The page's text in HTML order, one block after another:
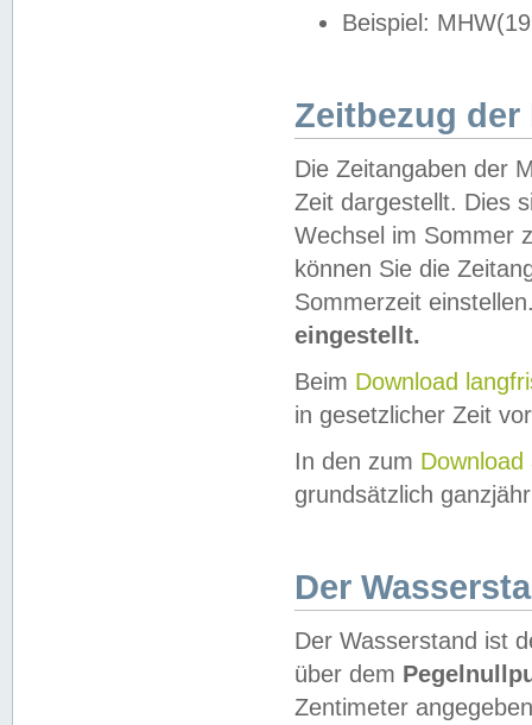
Beispiel:
Zeitbezug der
Die Zeitangaben der
Zeit dargestellt. Dies
Wechsel im Sommer
können Sie die
Sommerzeit
eingestellt.
Beim Download
in gesetzlicher Zeit
In den zum Download
grundsätzlich
Der
Der Wasserstand ist
über dem
Zentimeter